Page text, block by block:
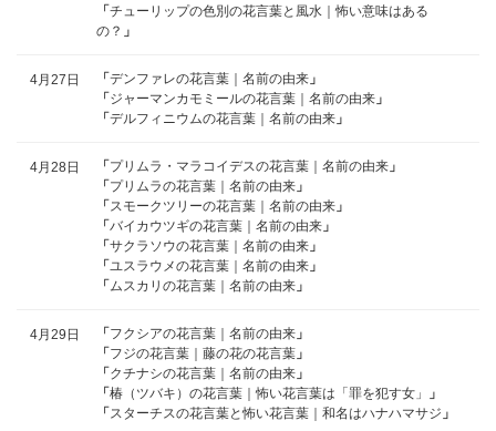
「チューリップの色別の花言葉と風水｜怖い意味はある
の？ 」
4月27日 「デンファレの花言葉｜名前の由来 」
「ジャーマンカモミールの花言葉｜名前の由来 」
「デルフィニウムの花言葉｜名前の由来 」
4月28日 「プリムラ・マラコイデスの花言葉｜名前の由来 」
「プリムラの花言葉｜名前の由来 」
「スモークツリーの花言葉｜名前の由来 」
「バイカウツギの花言葉｜名前の由来 」
「サクラソウの花言葉｜名前の由来 」
「ユスラウメの花言葉｜名前の由来 」
「ムスカリの花言葉｜名前の由来 」
4月29日 「フクシアの花言葉｜名前の由来 」
「フジの花言葉｜藤の花の花言葉 」
「クチナシの花言葉｜名前の由来 」
「椿（ツバキ）の花言葉｜怖い花言葉は「罪を犯す女」
」
「スターチスの花言葉と怖い花言葉｜和名はハナハマサジ 」